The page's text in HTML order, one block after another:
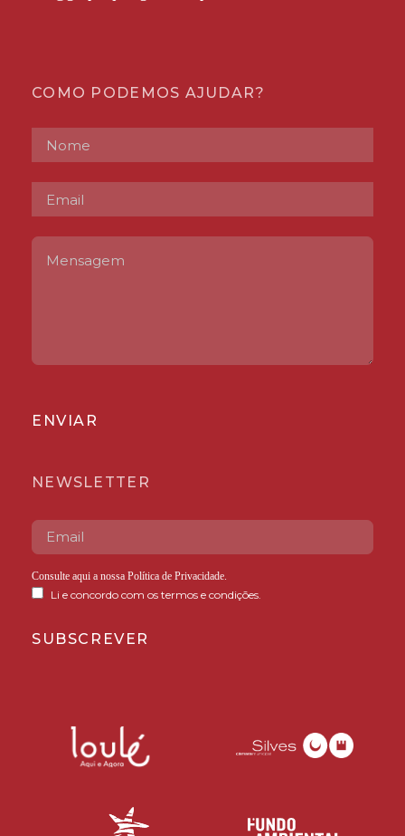
COMO PODEMOS AJUDAR?
ENVIAR
NEWSLETTER
Consulte aqui a nossa Política de Privacidade
Li e concordo com os termos e condições.